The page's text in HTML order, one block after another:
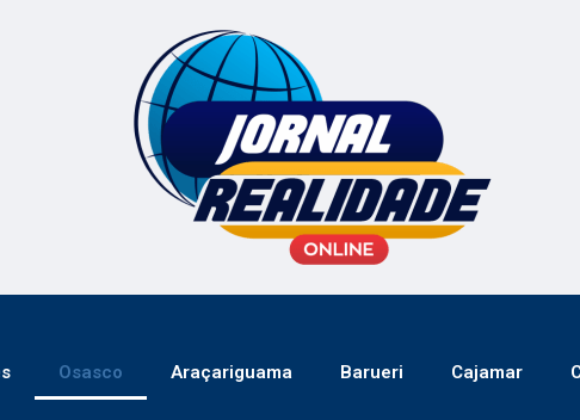
Osasco Araçariguama Barueri Cajamar